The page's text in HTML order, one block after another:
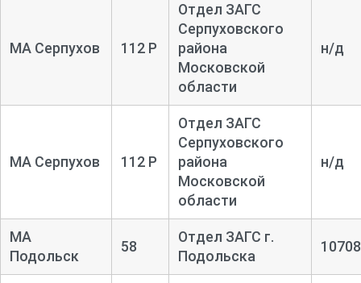
МА Серпухов 112 Р
Отдел ЗАГС
Серпуховского
района
Московской
области
н/д
МА Серпухов 112 Р
Отдел ЗАГС
Серпуховского
района
Московской
области
н/д
МА
Подольск
58
Отдел ЗАГС г.
Подольска
10708